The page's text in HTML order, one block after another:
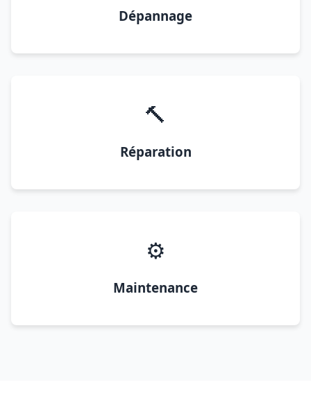
Dépannage
🔨
Réparation
⚙️
Maintenance